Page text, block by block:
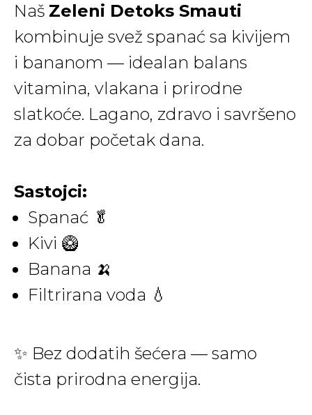
Naš Zeleni Detoks Smauti
kombinuje svež spanać sa kivijem
i bananom — idealan balans
vitamina, vlakana i prirodne
slatkoće. Lagano, zdravo i savršeno
za dobar početak dana.
Sastojci:
Spanać 🥬
Kivi 🥝
Banana 🍌
Filtrirana voda 💧
✨ Bez dodatih šećera — samo
čista prirodna energija.